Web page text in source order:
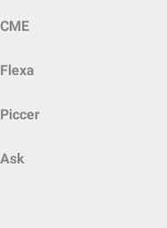
CME
Flexa
Piccer
Ask